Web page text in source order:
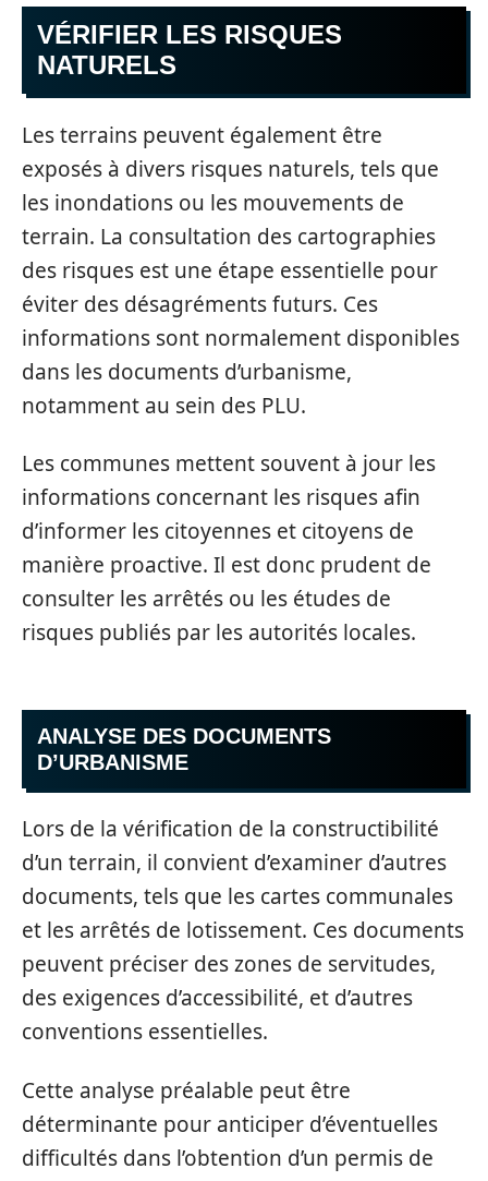
VÉRIFIER LES RISQUES
NATURELS
Les terrains peuvent également être
exposés à divers risques naturels, tels que
les inondations ou les mouvements de
terrain. La consultation des cartographies
des risques est une étape essentielle pour
éviter des désagréments futurs. Ces
informations sont normalement disponibles
dans les documents d’urbanisme,
notamment au sein des PLU.
Les communes mettent souvent à jour les
informations concernant les risques afin
d’informer les citoyennes et citoyens de
manière proactive. Il est donc prudent de
consulter les arrêtés ou les études de
risques publiés par les autorités locales.
ANALYSE DES DOCUMENTS
D’URBANISME
Lors de la vérification de la constructibilité
d’un terrain, il convient d’examiner d’autres
documents, tels que les cartes communales
et les arrêtés de lotissement. Ces documents
peuvent préciser des zones de servitudes,
des exigences d’accessibilité, et d’autres
conventions essentielles.
Cette analyse préalable peut être
déterminante pour anticiper d’éventuelles
difficultés dans l’obtention d’un permis de